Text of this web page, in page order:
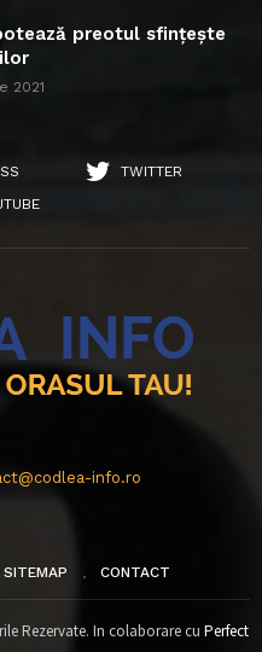
preotul sfințește
2021
TWITTER
info.ro
SITEMAP CONTACT
Rezervate. In colaborare cu Perfect